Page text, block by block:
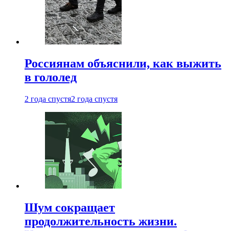
Россиянам объяснили, как выжить
в гололед
2 года спустя2 года спустя
Шум сокращает
продолжительность жизни.